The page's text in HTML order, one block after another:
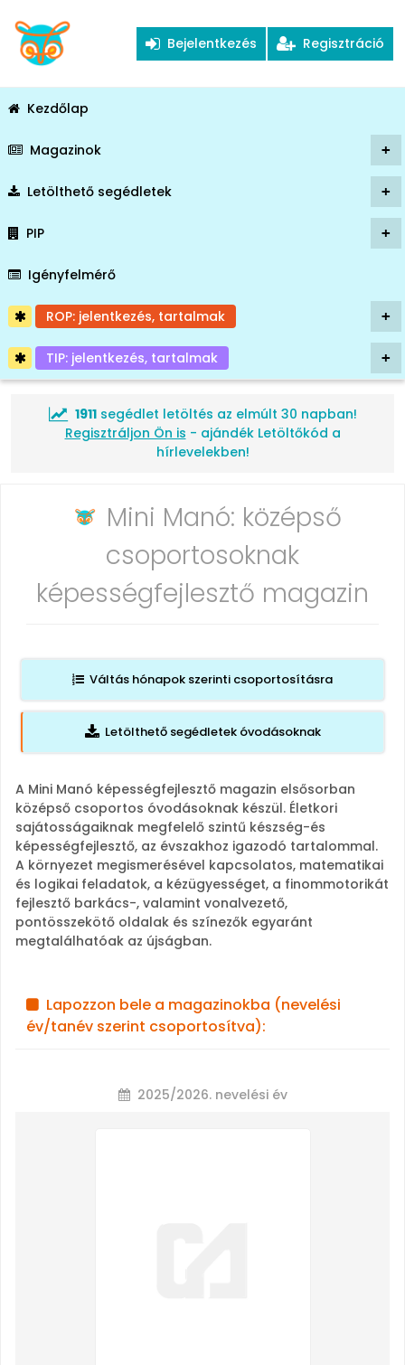
Bejelentkezés Regisztráció
Kezdőlap
+
Magazinok
+
Letölthető segédletek
+
PIP
Igényfelmérő
+
ROP: jelentkezés, tartalmak
+
TIP: jelentkezés, tartalmak
1911segédlet letöltés az elmúlt 30 napban!
Regisztráljon Ön is - ajándék Letöltőkód a
hírlevelekben!
Mini Manó: középső
csoportosoknak
képességfejlesztő magazin
Váltás hónapok szerinti csoportosításra
Letölthető segédletek óvodásoknak
A Mini Manó képességfejlesztő magazin elsősorban
középső csoportos óvodásoknak készül. Életkori
sajátosságaiknak megfelelő szintű készség-és
képességfejlesztő, az évszakhoz igazodó tartalommal.
A környezet megismerésével kapcsolatos, matematikai
és logikai feladatok, a kézügyességet, a finommotorikát
fejlesztő barkács-, valamint vonalvezető,
pontösszekötő oldalak és színezők egyaránt
megtalálhatóak az újságban.
Lapozzon bele a magazinokba (nevelési
év/tanév szerint csoportosítva):
2025/2026. nevelési év